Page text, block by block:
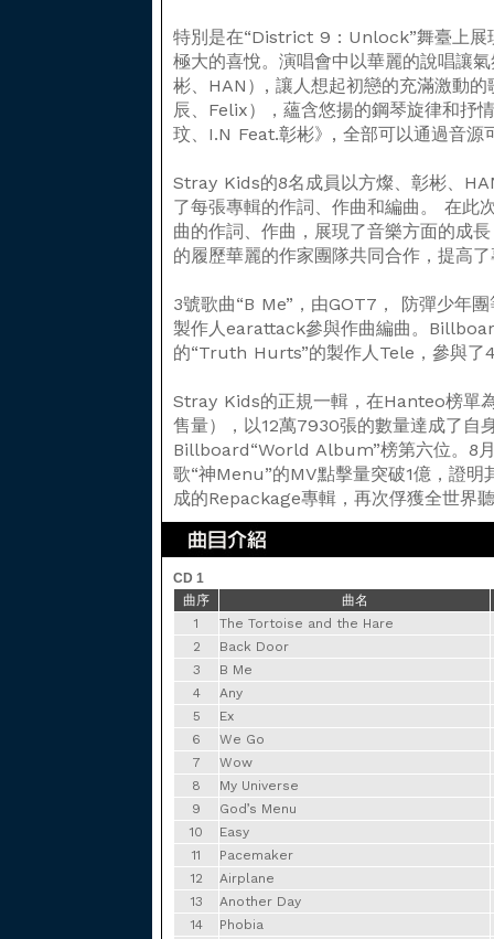
特別是在“District 9 : Unlock”舞臺上展
極大的喜悅。演唱會中以華麗的說唱讓
彬、HAN）, 讓人想起初戀的充滿激動
辰、Felix），蘊含悠揚的鋼琴旋律和抒
玟、I.N Feat.彰彬》, 全部可以通過音源
Stray Kids的8名成員以方燦、彰彬、
了每張專輯的作詞、作曲和編曲。 在此
曲的作詞、作曲，展現了音樂方面的成
的履歷華麗的作家團隊共同合作，提高
3號歌曲“B Me”，由GOT7， 防彈少年
製作人earattack參與作曲編曲。
的“Truth Hurts”的製作人Tele，參與了
Stray Kids的正規一輯，在Hanteo榜單
售量），以12萬7930張的數量達成了自
Billboard“World Album”榜第六位。8
歌“神Menu”的MV點擊量突破1億，證
成的Repackage專輯，再次俘獲全世界
CD 1
曲序
曲名
1
The Tortoise and the Hare
2
Back Door
3
B Me
4
Any
5
Ex
6
We Go
7
Wow
8
My Universe
9
God’s Menu
10
Easy
11
Pacemaker
12
Airplane
13
Another Day
14
Phobia